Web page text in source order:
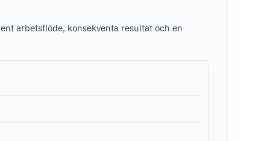
arbetsflöde, konsekventa resultat och en